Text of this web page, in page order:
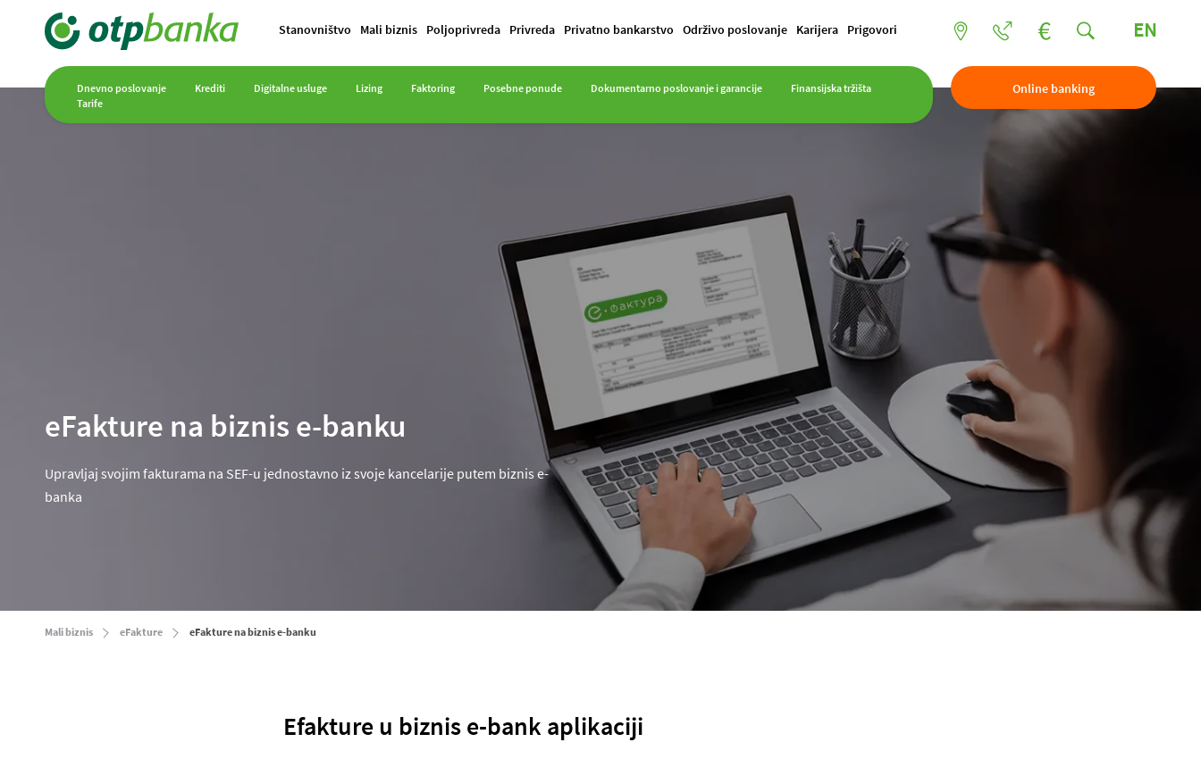
Stanovništvo Mali biznis
Dnevno poslovanje Krediti Digitalne usluge Lizing Faktoring Posebne ponude Dokumentarno poslovanje i garancije
Finansijska tržišta
Tarife
Poljoprivreda Privreda Privatno bankarstvo Održivo poslovanje Karijera Prigovori EN
Online banking
eFakture na biznis e-banku
Upravljaj svojim fakturama na SEF-u jednostavno iz svoje kancelarije putem biznis e-
banka
Mali biznis eFakture eFakture na biznis e-banku
Efakture u biznis e-bank aplikaciji